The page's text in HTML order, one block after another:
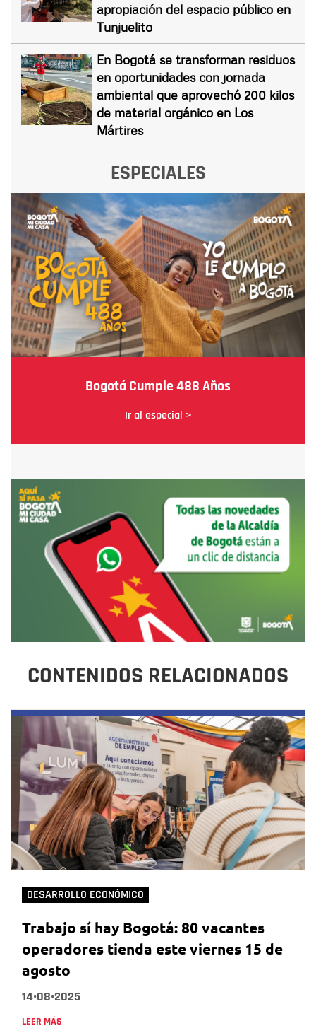
apropiación del espacio público en
Tunjuelito
En Bogotá se transforman residuos
en oportunidades con jornada
ambiental que aprovechó 200 kilos
de material orgánico en Los
Mártires
ESPECIALES
Bogotá Cumple 488 Años
Ir al especial >
CONTENIDOS RELACIONADOS
DESARROLLO ECONÓMICO
Trabajo sí hay Bogotá: 80 vacantes
operadores tienda este viernes 15 de
agosto
14•08•2025
LEER MÁS